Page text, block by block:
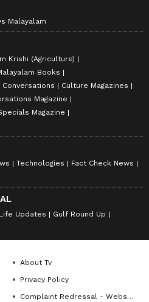
Malayalam
Krishi (Agriculture)
Books
Conversations
Culture Magazines
Magazine
Magazine
Technologies
Fact Check News
Updates
Gulf Round Up
About Tv
Privacy Policy
Complaint Redressal - Website